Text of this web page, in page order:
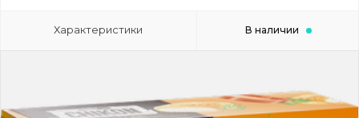
Характеристики В наличии